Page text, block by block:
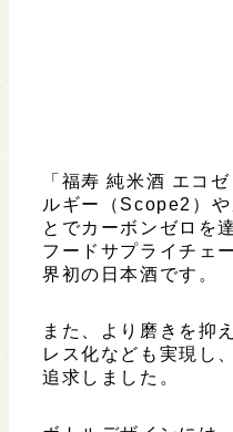
「福寿 純米酒 エコ
ルギー（Scope2）
とでカーボンゼロを
フードサプライチェ
界初の日本酒です。
また、より磨きを抑
レス化なども実現し
追求しました。